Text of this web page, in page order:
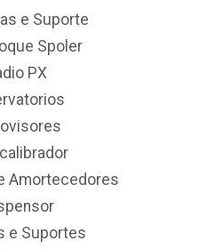
e Suporte
Spoler
PX
Amortecedores
e Suportes